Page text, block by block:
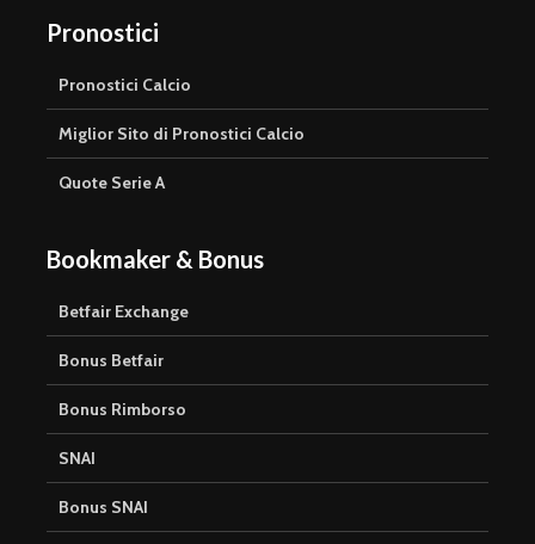
Pronostici
Pronostici Calcio
Miglior Sito di Pronostici Calcio
Quote Serie A
Bookmaker & Bonus
Betfair Exchange
Bonus Betfair
Bonus Rimborso
SNAI
Bonus SNAI